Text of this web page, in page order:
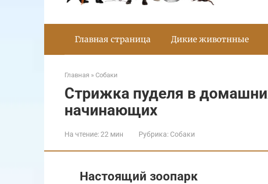
Главная страница Дикие животнные
Главная » Собаки
Стрижка пуделя в
начинающих
На чтение:22 мин Рубрика: Собаки
Настоящий зоопарк